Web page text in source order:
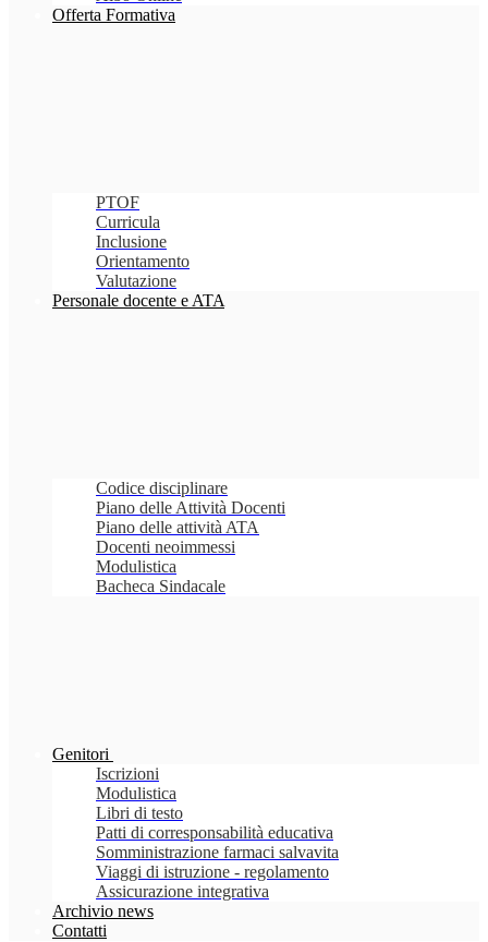
Offerta Formativa
PTOF
Curricula
Inclusione
Orientamento
Valutazione
Personale docente e ATA
Codice disciplinare
Piano delle Attività Docenti
Piano delle attività ATA
Docenti neoimmessi
Modulistica
Bacheca Sindacale
Genitori
Iscrizioni
Modulistica
Libri di testo
Patti di corresponsabilità educativa
Somministrazione farmaci salvavita
Viaggi di istruzione - regolamento
Assicurazione integrativa
Archivio news
Contatti